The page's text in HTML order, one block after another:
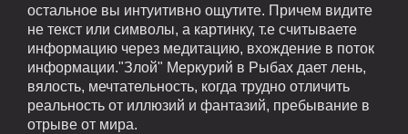
остальное вы интуитивно ощутите. Причем видите
не текст или символы, а картинку, т.е считываете
информацию через медитацию, вхождение в поток
информации."Злой" Меркурий в Рыбах дает лень,
вялость, мечтательность, когда трудно отличить
реальность от иллюзий и фантазий, пребывание в
отрыве от мира.